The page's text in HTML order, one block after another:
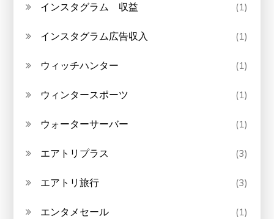
インスタグラム 収益 (1)
インスタグラム広告収入 (1)
ウィッチハンター (1)
ウィンタースポーツ (1)
ウォーターサーバー (1)
エアトリプラス (3)
エアトリ旅行 (3)
エンタメセール (1)